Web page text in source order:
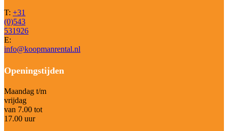
T: +31
(0)543
531926
E:
info@koopmanrental.nl
Openingstijden
Maandag t/m
vrijdag
van 7.00 tot
17.00 uur